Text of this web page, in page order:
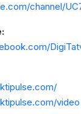
channel/
video